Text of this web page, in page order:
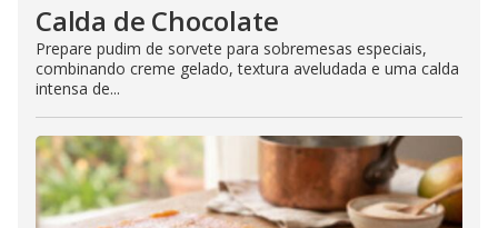
Calda de Chocolate
Prepare pudim de sorvete para sobremesas especiais,
combinando creme gelado, textura aveludada e uma calda
intensa de...